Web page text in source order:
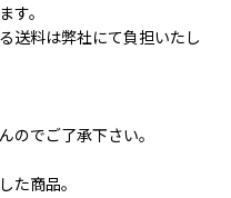
す。
送料は弊社にて負担いたし
のでご了承下さい。
た商品。